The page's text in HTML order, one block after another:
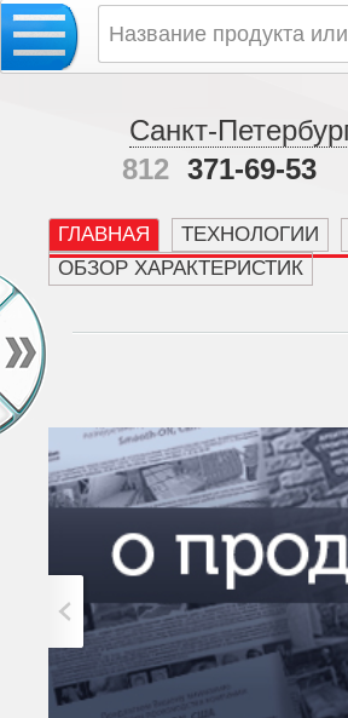
Санкт-
812 371-69-53
ГЛАВНАЯ ТЕХНОЛОГИИ
ОБЗОР ХАРАКТЕРИСТИК